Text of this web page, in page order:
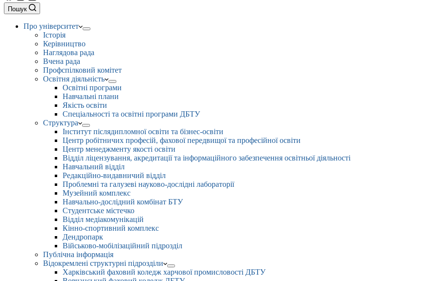
Пошук
Про університет
Історія
Керівництво
Наглядова рада
Вчена рада
Профспілковий комітет
Освітня діяльність
Освітні програми
Навчальні плани
Якість освіти
Спеціальності та освітні програми ДБТУ
Структура
Інститут післядипломної освіти та бізнес-освіти
Центр робітничих професій, фахової передвищої та професійної освіти
Центр менеджменту якості освіти
Відділ ліцензування, акредитації та інформаційного забезпечення освітньої діяльності
Навчальний відділ
Редакційно-видавничий відділ
Проблемні та галузеві науково-дослідні лабораторії
Музейний комплекс
Навчально-дослідний комбінат БТУ
Студентське містечко
Відділ медіакомунікацій
Кінно-спортивний комплекс
Дендропарк
Військово-мобілізаційний підрозділ
Публічна інформація
Відокремлені структурні підрозділи
Харківський фаховий коледж харчової промисловості ДБТУ